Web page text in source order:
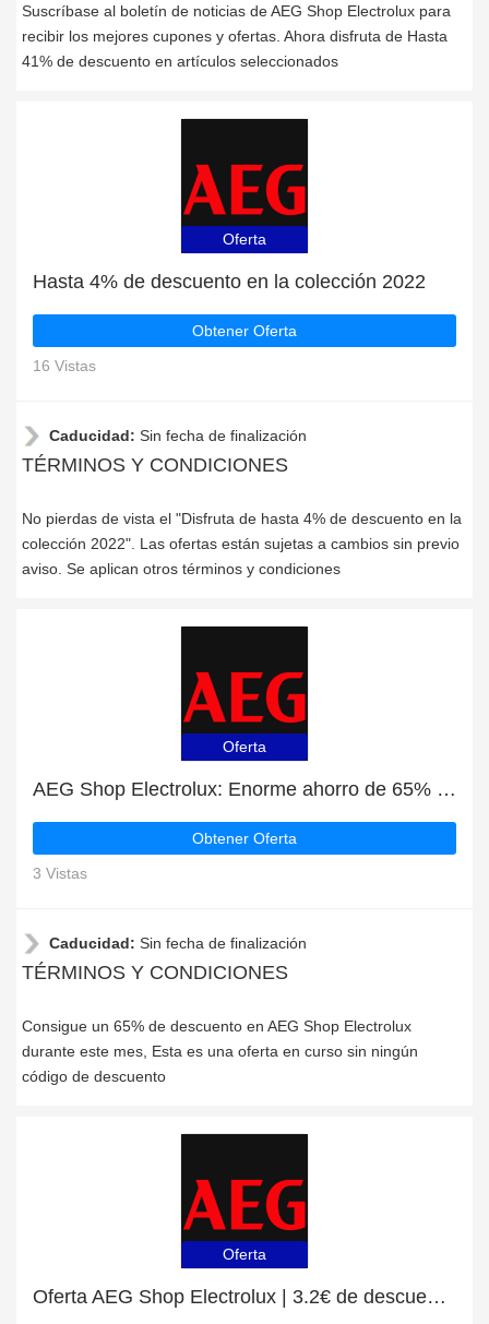
Suscríbase al boletín de noticias de AEG Shop Electrolux para
recibir los mejores cupones y ofertas. Ahora disfruta de Hasta
41% de descuento en artículos seleccionados
Oferta
Hasta 4% de descuento en la colección 2022
Obtener Oferta
16 Vistas
Caducidad: Sin fecha de finalización
TÉRMINOS Y CONDICIONES
No pierdas de vista el "Disfruta de hasta 4% de descuento en la
colección 2022". Las ofertas están sujetas a cambios sin previo
aviso. Se aplican otros términos y condiciones
Oferta
AEG Shop Electrolux: Enorme ahorro de 65% de descuento en toda la web sólo durante este mes
Obtener Oferta
3 Vistas
Caducidad: Sin fecha de finalización
TÉRMINOS Y CONDICIONES
Consigue un 65% de descuento en AEG Shop Electrolux
durante este mes, Esta es una oferta en curso sin ningún
código de descuento
Oferta
Oferta AEG Shop Electrolux | 3.2€ de descuento en pedidos superiores a 65€